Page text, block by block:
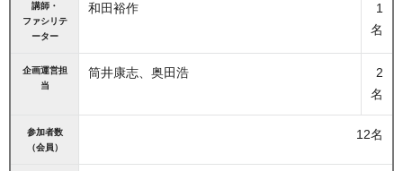
講師・
ファシリテ
ーター
和田裕作
1
名
企画運営担
当
筒井康志、奥田浩
2
名
参加者数
（会員）
12名